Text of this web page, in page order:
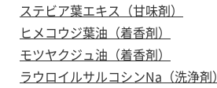
ステビア葉エキス（甘味剤）
ヒメコウジ葉油（着香剤）
モツヤクジュ油（着香剤）
ラウロイルサルコシンNa（洗浄剤）